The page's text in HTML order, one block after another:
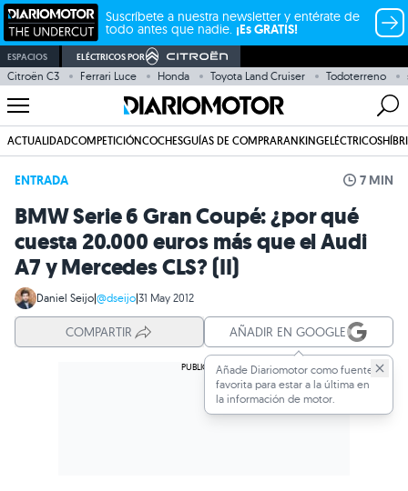
Suscríbete a nuestra newsletter y entérate de
todo antes que nadie. ¡Es GRATIS!
ESPACIOS ELÉCTRICOS POR
Citroën C3 Ferrari Luce Honda Toyota Land Cruiser Todoterreno
ACTUALIDADCOMPETICIÓNCOCHESGUÍAS DE COMPRARANKINGELÉCTRICOS
ENTRADA 7 MIN
BMW Serie 6 Gran Coupé: ¿por qué
cuesta 20.000 euros más que el Audi
A7 y Mercedes CLS? (II)
Daniel Seijo|@dseijo|31 May 2012
COMPARTIR AÑADIR EN GOOGLE
Añade Diariomotor como fuente
favorita para estar a la última en
la información de motor.